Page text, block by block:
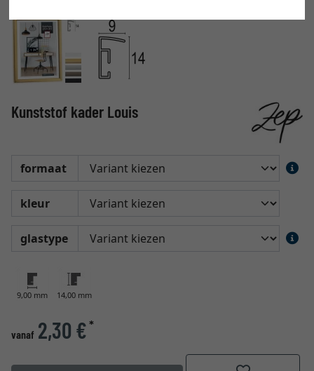
Kunststof kader Louis
formaat
kleur
glastype
9,00 mm 14,00 mm
vanaf 2,30 €*